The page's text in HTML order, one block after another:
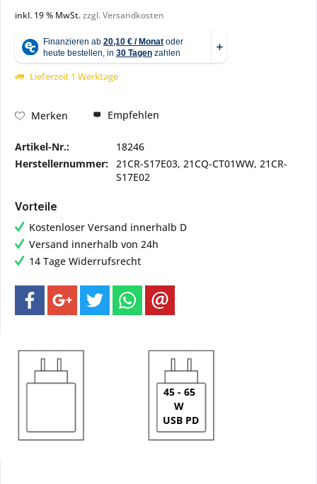
inkl. 19 % MwSt.zzgl. Versandkosten
Lieferzeit 1 Werktage
Merken Empfehlen
Artikel-Nr.:
18246
Herstellernummer: 21CR-S17E03, 21CQ-CT01WW, 21CR-
S17E02
Vorteile
Kostenloser Versand innerhalb D
Versand innerhalb von 24h
14 Tage Widerrufsrecht
45 - 65
W
USB PD